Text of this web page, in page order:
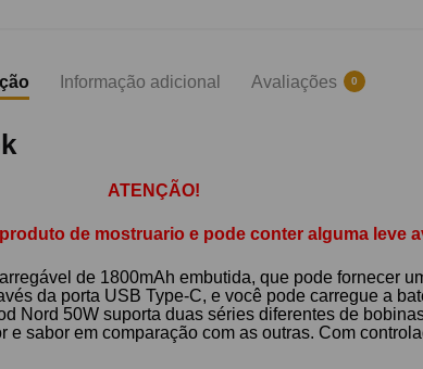
Informação adicional Avaliações 0
ATENÇÃO!
de mostruario e pode conter alguma leve
de 1800mAh embutida, que pode fornecer
da porta USB Type-C, e você pode carregue a
Nord 50W suporta duas séries diferentes de
sabor em comparação com as outras. Com